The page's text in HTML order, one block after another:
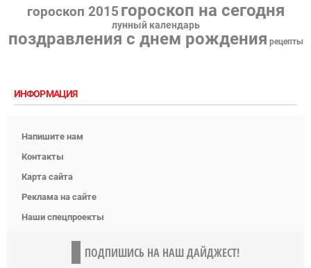
гороскоп 2015 гороскоп на сегодня
лунный календарь
поздравления с днем рождения рецепты
ИНФОРМАЦИЯ
Напишите нам
Контакты
Карта сайта
Реклама на сайте
Наши спецпроекты
ПОДПИШИСЬ НА НАШ ДАЙДЖЕСТ!